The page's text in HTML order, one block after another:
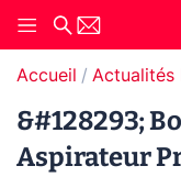
Accueil Actualités
&#128293;
Aspirateur